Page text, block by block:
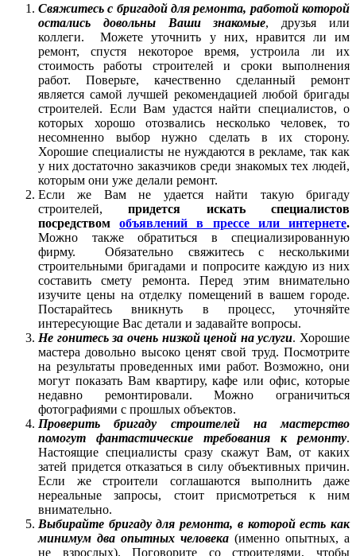
Свяжитесь с бригадой для ремонта, работой которой
остались довольны Ваши знакомые, друзья или
коллеги. Можете уточнить у них, нравится ли им
ремонт, спустя некоторое время, устроила ли их
стоимость работы строителей и сроки выполнения
работ. Поверьте, качественно сделанный ремонт
является самой лучшей рекомендацией любой бригады
строителей. Если Вам удастся найти специалистов, о
которых хорошо отозвались несколько человек, то
несомненно выбор нужно сделать в их сторону.
Хорошие специалисты не нуждаются в рекламе, так как
у них достаточно заказчиков среди знакомых тех людей,
которым они уже делали ремонт.
Если же Вам не удается найти такую бригаду
строителей,придется искать специалистов
посредствомобъявлений в прессе или интернете.
Можно также обратиться в специализированную
фирму. Обязательно свяжитесь с несколькими
строительными бригадами и попросите каждую из них
составить смету ремонта. Перед этим внимательно
изучите цены на отделку помещений в вашем городе.
Постарайтесь вникнуть в процесс, уточняйте
интересующие Вас детали и задавайте вопросы.
Не гонитесь за очень низкой ценой на услуги. Хорошие
мастера довольно высоко ценят свой труд. Посмотрите
на результаты проведенных ими работ. Возможно, они
могут показать Вам квартиру, кафе или офис, которые
недавно ремонтировали. Можно ограничиться
фотографиями с прошлых объектов.
Проверить бригаду строителей на мастерство
помогут фантастические требования к ремонту.
Настоящие специалисты сразу скажут Вам, от каких
затей придется отказаться в силу объективных причин.
Если же строители соглашаются выполнить даже
нереальные запросы, стоит присмотреться к ним
внимательно.
Выбирайте бригаду для ремонта, в которой есть как
минимум два опытных человека (именно опытных, а
не взрослых). Поговорите со строителями, чтобы